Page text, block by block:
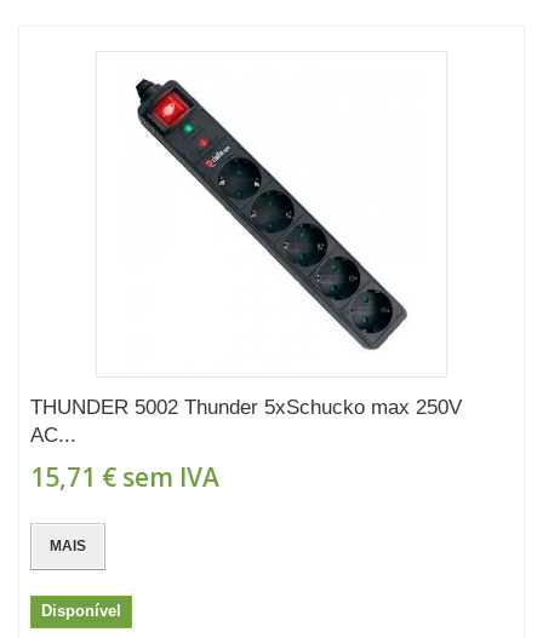
THUNDER 5002 Thunder 5xSchucko max 250V
AC...
15,71 € sem IVA
MAIS
Disponível